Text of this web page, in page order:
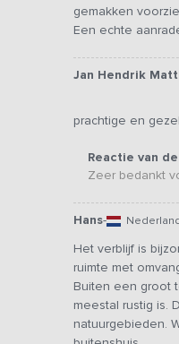
gemakken
Een echte
Jan Hendrik
prachtige en
Reactie van
Zeer bedankt
Hans-
Het verblijf is
ruimte met
Buiten een groot
meestal rustig is.
natuurgebieden.